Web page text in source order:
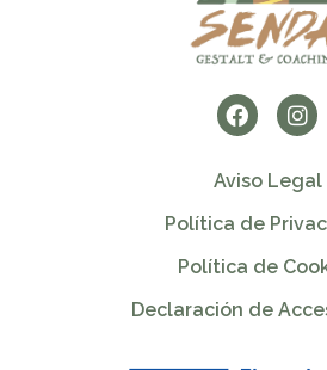
Aviso Legal
Política de
Política de
Declaración de